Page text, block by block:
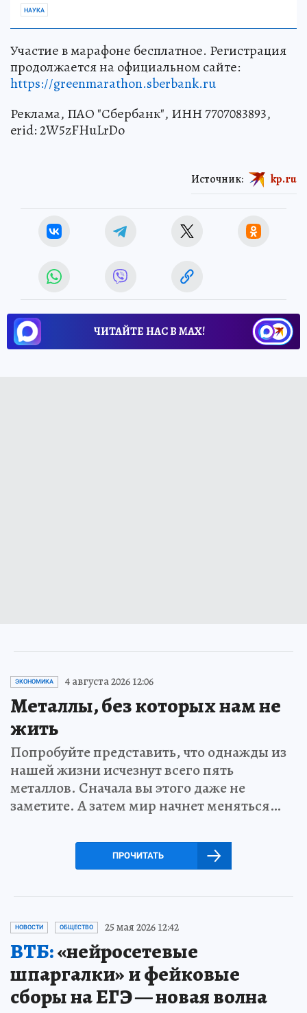
НАУКА
Участие в марафоне бесплатное. Регистрация
продолжается на официальном сайте:
https://greenmarathon.sberbank.ru
Реклама, ПАО "Сбербанк", ИНН 7707083893,
erid: 2W5zFHuLrDo
Источник: kp.ru
ЧИТАЙТЕ НАС В МАХ!
ЭКОНОМИКА 4 августа 2026 12:06
Металлы, без которых нам не
жить
Попробуйте представить, что однажды из
нашей жизни исчезнут всего пять
металлов. Сначала вы этого даже не
заметите. А затем мир начнет меняться…
ПРОЧИТАТЬ
НОВОСТИ ОБЩЕСТВО 25 мая 2026 12:42
ВТБ:«нейросетевые
шпаргалки» и фейковые
сборы на ЕГЭ — новая волна